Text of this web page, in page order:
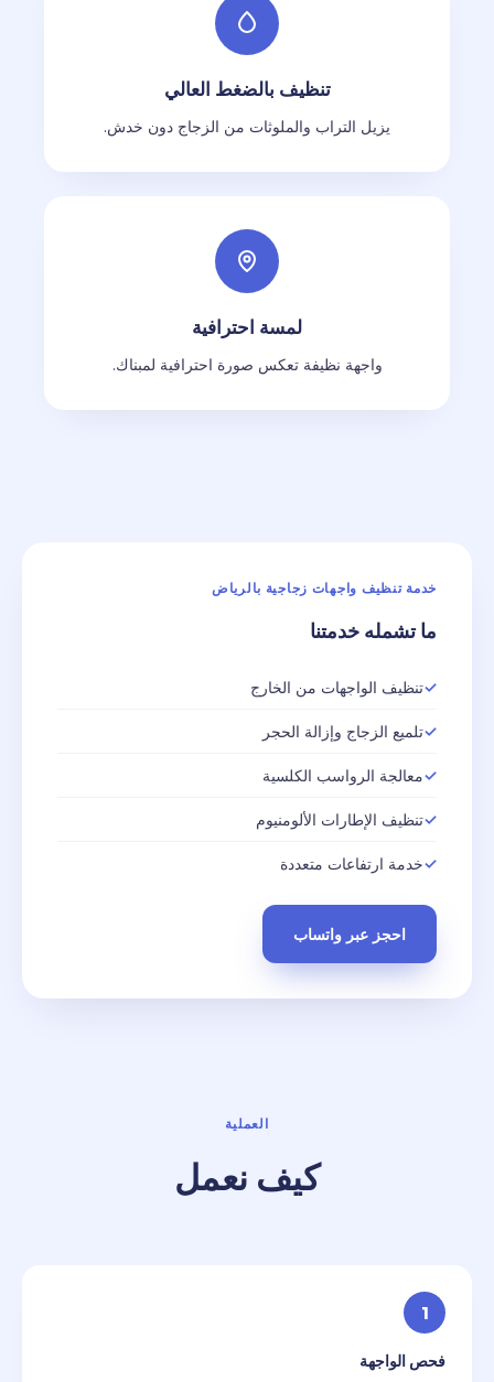
تنظيف بالضغط العالي
يزيل التراب والملوثات من الزجاج دون خدش.
لمسة احترافية
واجهة نظيفة تعكس صورة احترافية لمبناك.
خدمة تنظيف واجهات زجاجية بالرياض
ما تشمله خدمتنا
تنظيف الواجهات من الخارج
تلميع الزجاج وإزالة الحجر
معالجة الرواسب الكلسية
تنظيف الإطارات الألومنيوم
خدمة ارتفاعات متعددة
احجز عبر واتساب
العملية
كيف نعمل
1
فحص الواجهة